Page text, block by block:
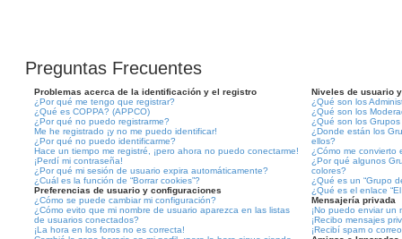
Preguntas Frecuentes
Problemas acerca de la identificación y el registro
¿Por qué me tengo que registrar?
¿Qué es COPPA? (APPCO)
¿Por qué no puedo registrarme?
Me he registrado ¡y no me puedo identificar!
¿Por qué no puedo identificarme?
Hace un tiempo me registré, ¡pero ahora no puedo conectarme!
¡Perdí mi contraseña!
¿Por qué mi sesión de usuario expira automáticamente?
¿Cuál es la función de “Borrar cookies”?
Preferencias de usuario y configuraciones
¿Cómo se puede cambiar mi configuración?
¿Cómo evito que mi nombre de usuario aparezca en las listas
de usuarios conectados?
¡La hora en los foros no es correcta!
Niveles de usuario
¿Qué son los
¿Qué son los
¿Qué son los
¿Donde están los
ellos?
¿Cómo me convierto
¿Por qué algunos
colores?
¿Qué es un “Grupo
¿Qué es el enlace
Mensajería privada
¡No puedo enviar un
¡Recibo mensajes
¡Recibí spam o